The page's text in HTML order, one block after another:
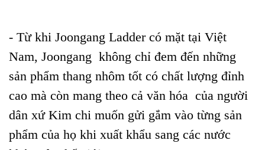
- Từ khi Joongang Ladder có mặt tại Việt
Nam, Joongang không chỉ đem đến những
sản phẩm thang nhôm tốt có chất lượng đỉnh
cao mà còn mang theo cả văn hóa của người
dân xứ Kim chi muốn gửi gắm vào từng sản
phẩm của họ khi xuất khẩu sang các nước